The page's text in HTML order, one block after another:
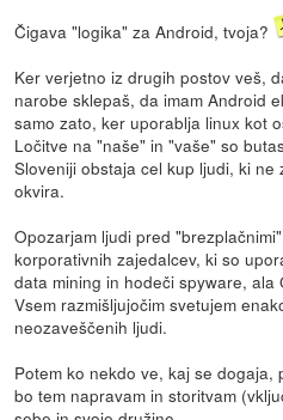
Čigava "logika" za Android, tvoja?
Ker verjetno iz drugih postov veš,
narobe sklepaš, da imam Android
samo zato, ker uporablja linux kot
Ločitve na "naše" in "vaše" so
Sloveniji obstaja cel kup ljudi, ki ne
okvira.
Opozarjam ljudi pred
korporativnih zajedalcev, ki so
data mining in hodeči spyware, ala
Vsem razmišljujočim svetujem
neozaveščenih ljudi.
Potem ko nekdo ve, kaj se
bo tem napravam in storitvam